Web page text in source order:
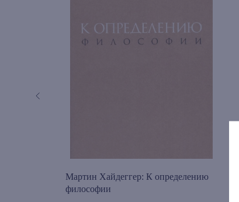
Мартин Хайдеггер: К определению
философии